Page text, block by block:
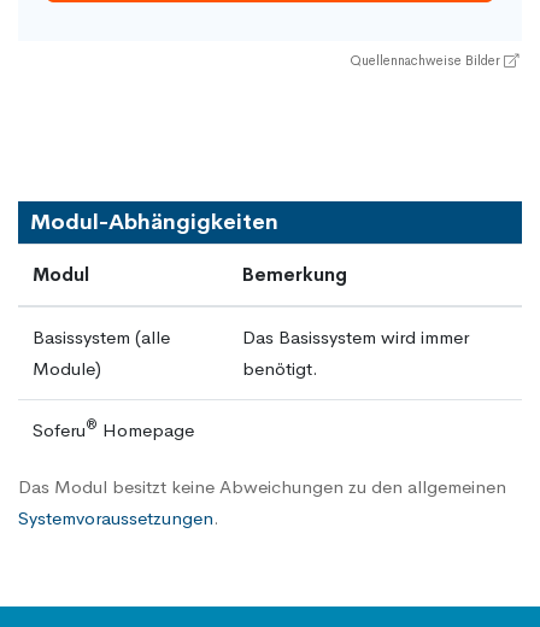
Quellennachweise Bilder
Modul-Abhängigkeiten
Modul Bemerkung
Basissystem (alle
Module)
Das Basissystem wird immer
benötigt.
Soferu® Homepage
Das Modul besitzt keine Abweichungen zu den allgemeinen
Systemvoraussetzungen.